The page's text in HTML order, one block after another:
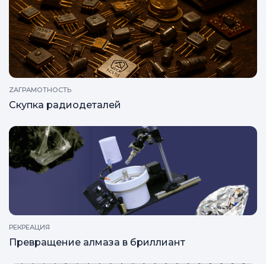
ZAГРАМОТНОСТЬ
Скупка радиодеталей
РЕКРЕАЦИЯ
Превращение алмаза в бриллиант